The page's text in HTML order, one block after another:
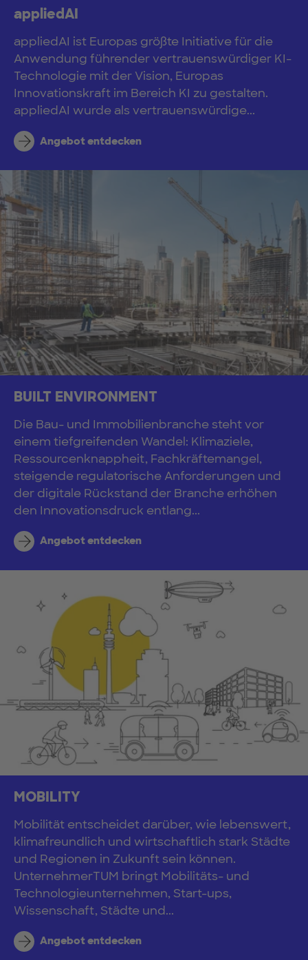
appliedAI
appliedAI ist Europas größte Initiative für die
Anwendung führender vertrauenswürdiger KI-
Technologie mit der Vision, Europas
Innovationskraft im Bereich KI zu gestalten.
appliedAI wurde als vertrauenswürdige...
Angebot entdecken
BUILT ENVIRONMENT
Die Bau- und Immobilienbranche steht vor
einem tiefgreifenden Wandel: Klimaziele,
Ressourcenknappheit, Fachkräftemangel,
steigende regulatorische Anforderungen und
der digitale Rückstand der Branche erhöhen
den Innovationsdruck entlang...
Angebot entdecken
MOBILITY
Mobilität entscheidet darüber, wie lebenswert,
klimafreundlich und wirtschaftlich stark Städte
und Regionen in Zukunft sein können.
UnternehmerTUM bringt Mobilitäts- und
Technologieunternehmen, Start-ups,
Wissenschaft, Städte und...
Angebot entdecken